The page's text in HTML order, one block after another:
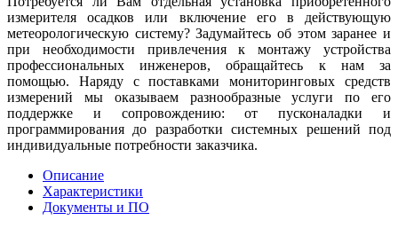
измерителя осадков или включение его в действующую
метеорологическую систему? Задумайтесь об этом заранее и
при необходимости привлечения к монтажу устройства
профессиональных инженеров, обращайтесь к нам за
помощью. Наряду с поставками мониторинговых средств
измерений мы оказываем разнообразные услуги по его
поддержке и сопровождению: от пусконаладки и
программирования до разработки системных решений под
индивидуальные потребности заказчика.
Описание
Характеристики
Документы и ПО